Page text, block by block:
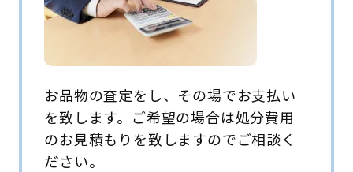
お品物の査定をし、その場でお支払い
を致します。ご希望の場合は処分費用
のお見積もりを致しますのでご相談く
ださい。